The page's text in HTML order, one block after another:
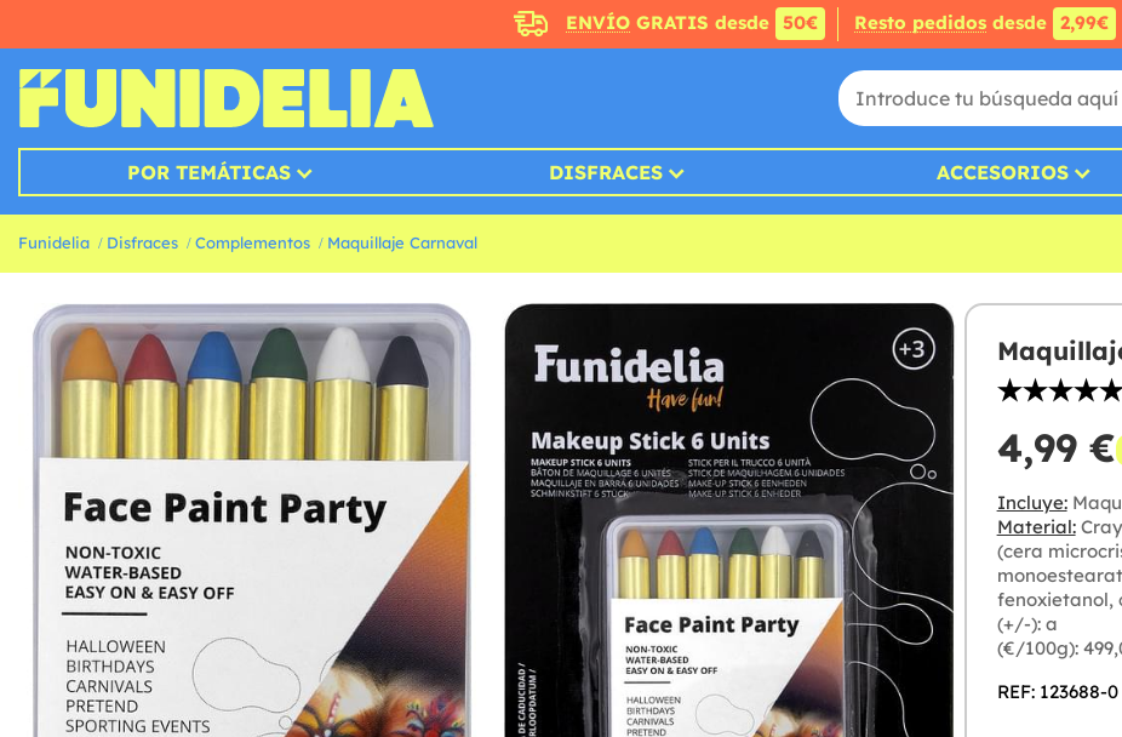
ENVÍOGRATIS desde 50€ Resto pedidosdesde 2,99€
POR TEMÁTICAS DISFRACES ACCESORIOS
Funidelia Disfraces Complementos Maquillaje Carnaval
4,99 €
Incluye:
Material:
(cera
fenoxietanol,
(+/-): a
(€/100g):
REF: 123688-0